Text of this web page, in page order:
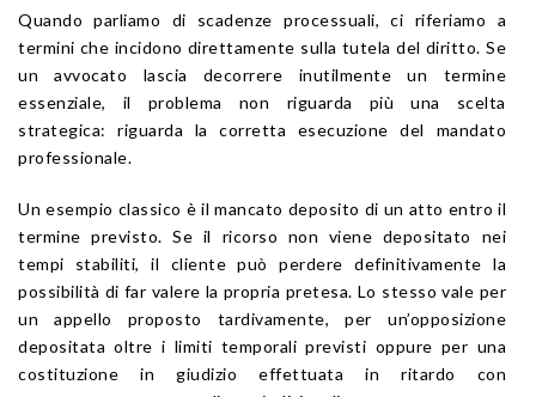
Quando parliamo di scadenze processuali, ci riferiamo a
termini che incidono direttamente sulla tutela del diritto. Se
un avvocato lascia decorrere inutilmente un termine
essenziale, il problema non riguarda più una scelta
strategica: riguarda la corretta esecuzione del mandato
professionale.
Un esempio classico è il mancato deposito di un atto entro il
termine previsto. Se il ricorso non viene depositato nei
tempi stabiliti, il cliente può perdere definitivamente la
possibilità di far valere la propria pretesa. Lo stesso vale per
un appello proposto tardivamente, per un’opposizione
depositata oltre i limiti temporali previsti oppure per una
costituzione in giudizio effettuata in ritardo con